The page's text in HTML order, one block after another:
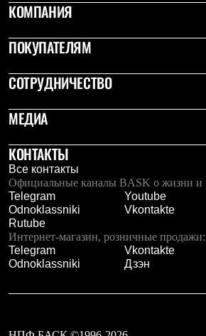
Толстовки
Брюки
Куртки
Куртки
Брюки
Комбинезоны
Термобелье
Комплект термобелья
Снаряжение
Палатки и тенты
Палатки
Тенты
Аксессуары для палаток
Рюкзаки
Экспедиционные
Легкоходные
Альпинистские
Аксессуары для рюкзаков
Комбинированные
КОМПАНИЯ
ПОКУПАТЕЛЯМ
СОТРУДНИЧЕСТВО
МЕДИА
КОНТАКТЫ
Все контакты
Официальные каналы BASK о жизни и
Telegram
Youtube
Odnoklassniki
Vkontakte
Rutube
Интернет-магазин, розничные
Telegram
Vkontakte
Odnoklassniki
Дзэн